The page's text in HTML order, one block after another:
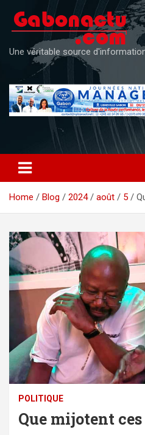
content
Une véritable source
Home Blog 2024 août 5
POLITIQUE
Que mijotent